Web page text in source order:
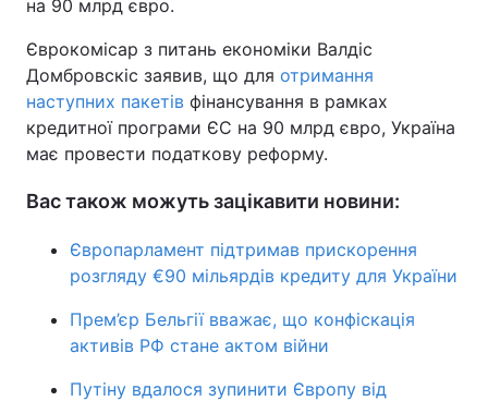
на 90 млрд євро.
Єврокомісар з питань економіки Валдіс
Домбровскіс заявив, що для отримання
наступних пакетів фінансування в рамках
кредитної програми ЄС на 90 млрд євро, Україна
має провести податкову реформу.
Вас також можуть зацікавити новини:
Європарламент підтримав прискорення
розгляду €90 мільярдів кредиту для України
Прем’єр Бельгії вважає, що конфіскація
активів РФ стане актом війни
Путіну вдалося зупинити Європу від